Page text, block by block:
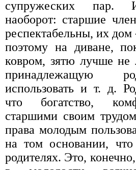
супружеских пар.
наоборот: старшие
респектабельны, их
поэтому на диване,
ковром, зятю лучше не
принадлежащую
использовать и т. д.
что богатство,
старшими своим
права молодым
на том основании,
родителях. Это,